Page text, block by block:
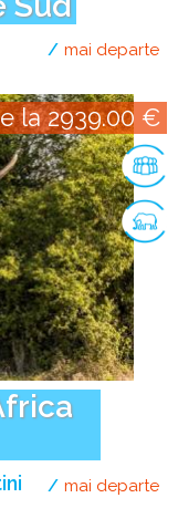
mai departe
la 2939.00 €
mai departe